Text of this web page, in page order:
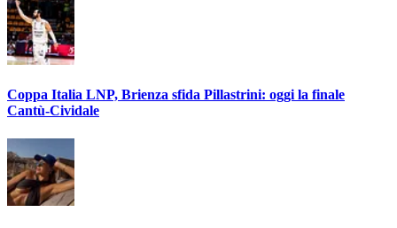
Coppa Italia LNP, Brienza sfida Pillastrini: oggi la finale
Cantù-Cividale